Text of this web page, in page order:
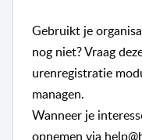
Gebruikt je
nog niet? Vraag
urenregistratie
managen.
Wanneer je
opnemen via